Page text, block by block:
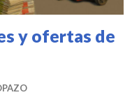
y ofertas de